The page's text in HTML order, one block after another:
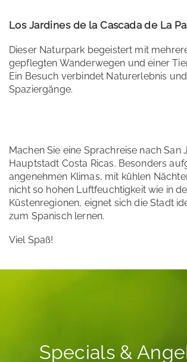
Los Jardines de la Cascada de La
Dieser Naturpark begeistert mit
gepflegten Wanderwegen und einer
Ein Besuch verbindet Naturerlebnis
Spaziergänge.
Machen Sie eine Sprachreise nach San
Hauptstadt Costa Ricas. Besonders
angenehmen Klimas, mit kühlen
nicht so hohen Luftfeuchtigkeit wie in
Küstenregionen, eignet sich die Stadt
zum Spanisch lernen.
Viel Spaß!
Specials &